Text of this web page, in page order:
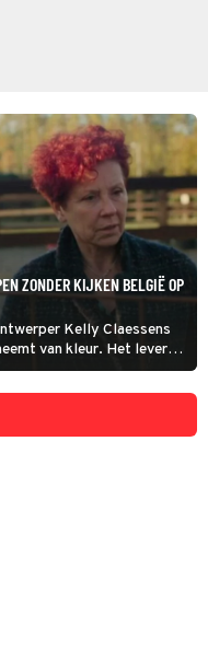
ZONDER KIJKEN BELGIË OP
Kelly Claessens
van kleur. Het leverde
op. "Kleur is mijn
krant De Zondag.